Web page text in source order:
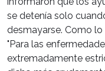
se detenía solo
desmayarse. Como
"Para las
extremadamente